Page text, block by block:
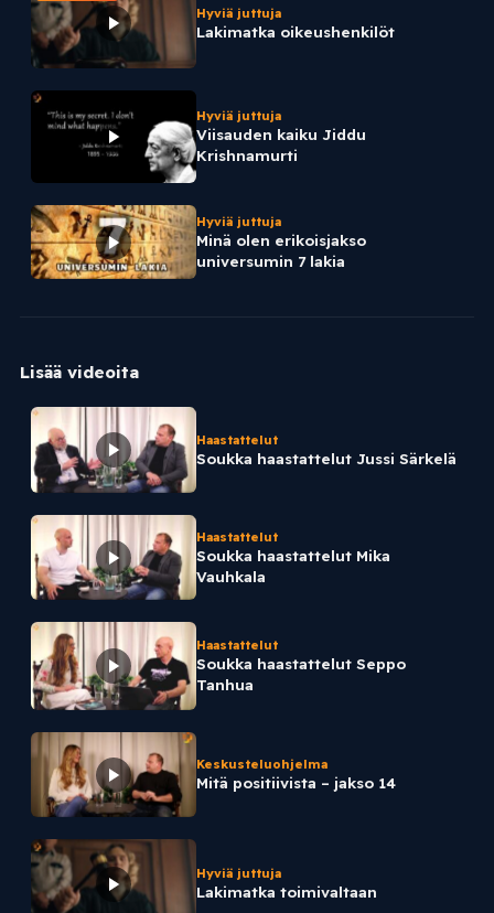
Hyviä juttuja
Lakimatka oikeushenkilöt
Hyviä juttuja
Viisauden kaiku Jiddu
Krishnamurti
Hyviä juttuja
Minä olen erikoisjakso
universumin 7 lakia
Lisää videoita
Haastattelut
Soukka haastattelut Jussi Särkelä
Haastattelut
Soukka haastattelut Mika
Vauhkala
Haastattelut
Soukka haastattelut Seppo
Tanhua
Keskusteluohjelma
Mitä positiivista – jakso 14
Hyviä juttuja
Lakimatka toimivaltaan